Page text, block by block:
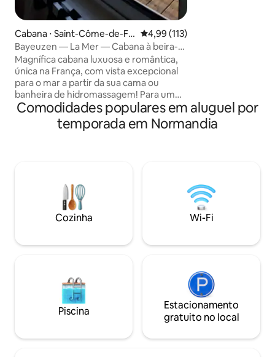
Cabana ⋅ Saint-Côme-de-Fr
esné
4,99 de uma avaliação média de
4,99 (113)
Bayeuzen — La Mer — Cabana à beira-
mar com vista para o mar 180°
Magnífica cabana luxuosa e romântica,
única na França, com vista excepcional
para o mar a partir da sua cama ou
banheira de hidromassagem! Para um
pedido de casamento ou uma noite
mágica fora do tempo, este lugar lhe
dará o desejo... de ficar lá. Momento de
olhos voltados para o mar. Check-in
autônomo via código digital. Discrição e
privacidade garantidas. Opções
disponíveis no nosso site.
campo, a Casa de
metros
Comodidades populares em aluguel por
temporada em Normandia
Cozinha Wi-Fi
Piscina
Estacionamento
gratuito no local